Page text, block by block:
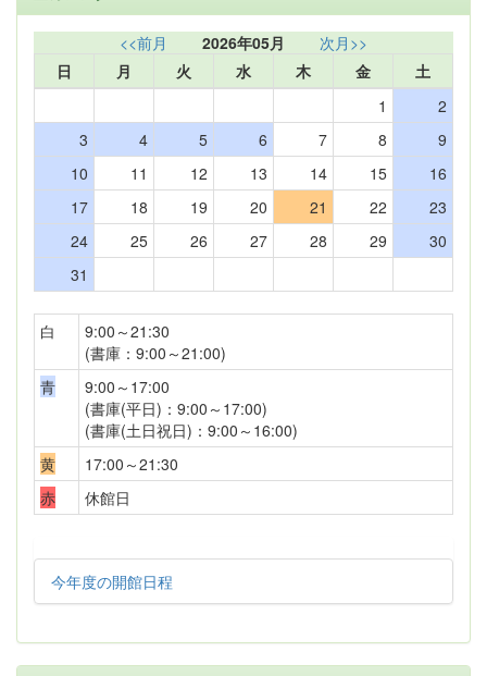
<<前月 2026年05月
次月>>
日
月 火 水 木 金
土
1
2
3
4 5 6 7 8
9
10
11 12 13 14 15
16
17
18 19 20 21 22
23
24
25 26 27 28 29
30
31
白
9:00～21:30
(書庫：9:00～21:00)
青
9:00～17:00
(書庫(平日)：9:00～17:00)
(書庫(土日祝日)：9:00～16:00)
黄
17:00～21:30
赤
休館日
今年度の開館日程